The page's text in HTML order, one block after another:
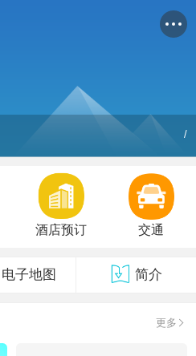
/
酒店预订 交通
电子地图 简介
更多